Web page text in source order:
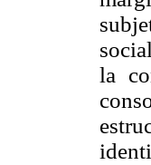
la